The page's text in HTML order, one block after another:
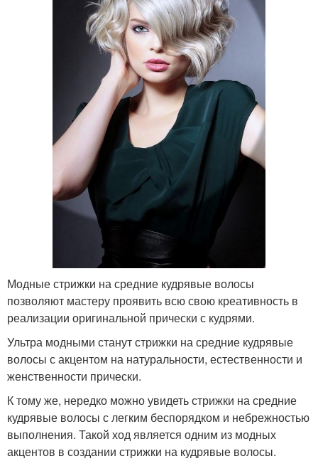
Модные стрижки на средние кудрявые волосы
позволяют мастеру проявить всю свою креативность в
реализации оригинальной прически с кудрями.
Ультра модными станут стрижки на средние кудрявые
волосы с акцентом на натуральности, естественности и
женственности прически.
К тому же, нередко можно увидеть стрижки на средние
кудрявые волосы с легким беспорядком и небрежностью
выполнения. Такой ход является одним из модных
акцентов в создании стрижки на кудрявые волосы.